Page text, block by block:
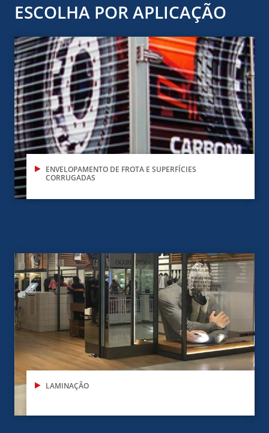
ESCOLHA POR APLICAÇÃO
ENVELOPAMENTO DE FROTA E SUPERFÍCIES
CORRUGADAS
LAMINAÇÃO